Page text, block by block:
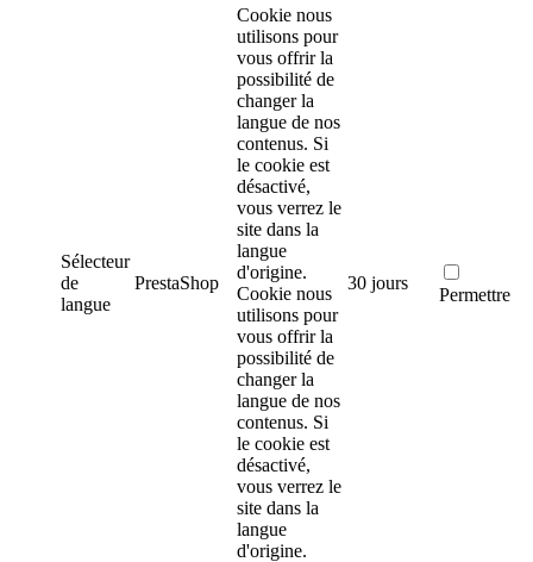
Sélecteur
de
langue
PrestaShop
Cookie nous
utilisons pour
vous offrir la
possibilité de
changer la
langue de nos
contenus. Si
le cookie est
désactivé,
vous verrez le
site dans la
langue
d'origine.
Cookie nous
utilisons pour
vous offrir la
possibilité de
changer la
langue de nos
contenus. Si
le cookie est
désactivé,
vous verrez le
site dans la
langue
d'origine.
30 jours
Permettre